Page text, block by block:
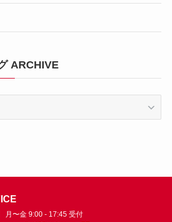
ARCHIVE
月〜金 9:00 - 17:45 受付